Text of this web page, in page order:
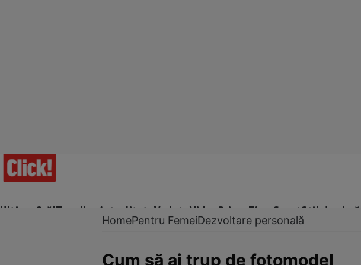
Ultima Oră!Trending Actualitate Vedete Video Prime Time SportStil de viață
HomePentru FemeiDezvoltare personală
Cum să ai trup de fotomodel